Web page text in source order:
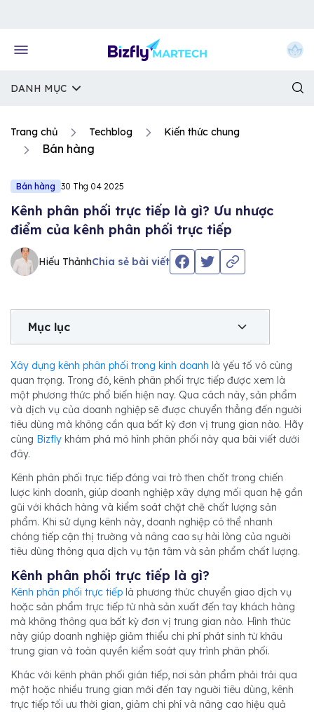
DANH MỤC
Trang chủ Techblog Kiến thức chung
Bán hàng
Bán hàng 30 Thg 04 2025
Kênh phân phối trực tiếp là gì? Ưu nhược
điểm của kênh phân phối trực tiếp
Hiếu ThảnhChia sẻ bài viết
Mục lục
Xây dựng kênh phân phối trong kinh doanh là yếu tố vô cùng
quan trọng. Trong đó, kênh phân phối trực tiếp được xem là
một phương thức phổ biến hiện nay. Qua cách này, sản phẩm
và dịch vụ của doanh nghiệp sẽ được chuyển thẳng đến người
tiêu dùng mà không cần qua bất kỳ đơn vị trung gian nào. Hãy
cùng Bizfly khám phá mô hình phân phối này qua bài viết dưới
đây.
Kênh phân phối trực tiếp đóng vai trò then chốt trong chiến
lược kinh doanh, giúp doanh nghiệp xây dựng mối quan hệ gần
gũi với khách hàng và kiểm soát chặt chẽ chất lượng sản
phẩm. Khi sử dụng kênh này, doanh nghiệp có thể nhanh
chóng tiếp cận thị trường và nâng cao sự hài lòng của người
tiêu dùng thông qua dịch vụ tận tâm và sản phẩm chất lượng.
Kênh phân phối trực tiếp là gì?
Kênh phân phối trực tiếp là phương thức chuyển giao dịch vụ
hoặc sản phẩm trực tiếp từ nhà sản xuất đến tay khách hàng
mà không thông qua bất kỳ đơn vị trung gian nào. Hình thức
này giúp doanh nghiệp giảm thiểu chi phí phát sinh từ khâu
trung gian và toàn quyền kiểm soát quy trình phân phối.
Khác với kênh phân phối gián tiếp, nơi sản phẩm phải trải qua
một hoặc nhiều trung gian mới đến tay người tiêu dùng, kênh
trực tiếp tối ưu thời gian, giảm chi phí và nâng cao hiệu quả